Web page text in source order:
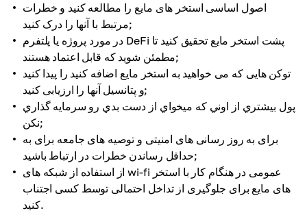
اصول اساسی استخر های مایع را مطالعه کنید و خطرات
مرتبط با آنها را درک کنید;
در مورد پروژه یا پلتفرم DeFi پشت استخر مایع تحقیق کنید تا
مطمئن شوید که قابل اعتماد هستند;
توکن هایی که می خواهید به استخر مایع اضافه کنید را پیدا کنید
و پتانسیل آنها را ارزیابی کنید;
پول بيشتري از اوني که ميخواي از دست بدي رو سرمايه گذاري
نکن;
برای به روز رسانی های امنیتی و توصیه های جامعه برای به
حداقل رساندن خطرات در ارتباط باشید;
از استفاده از شبکه های wi-fi عمومی در هنگام کار با استخر
های مایع برای جلوگیری از تداخل احتمالی توسط کسی اجتناب
کنید.